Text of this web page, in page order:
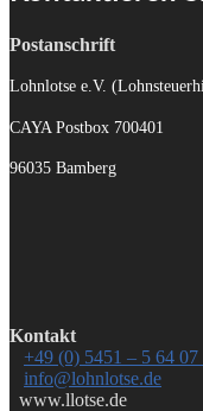
Postanschrift
Lohnlotse e.V.
CAYA Postbox 700401
96035 Bamberg
Kontakt
+49 (0) 5451 – 5 64 07
info@lohnlotse.de
www.llotse.de